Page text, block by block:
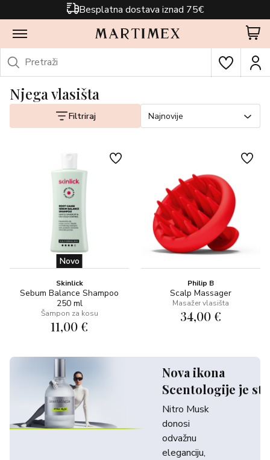
Besplatna dostava iznad 75€
Njega vlasišta
Filtriraj Najnovije
Novo
Skinlick
Sebum Balance Shampoo
250 ml
Šampon za kosu
11,00 €
Philip B
Scalp Massager
Masažer vlasišta
34,00 €
Nova ikona
Scentologije je
Nitro Musk
donosi
odvažnu
eleganciju,